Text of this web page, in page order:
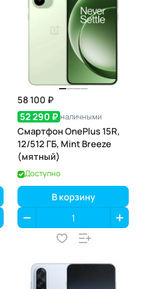
58 100 ₽
52 290 ₽ наличными
Смартфон OnePlus 15R,
12/512 ГБ, Mint Breeze
(мятный)
Доступно
В корзину